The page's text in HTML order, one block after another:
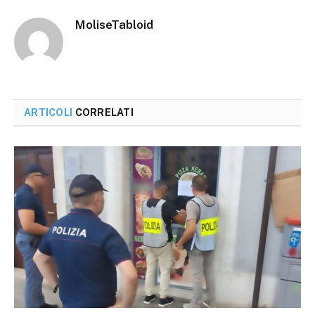
MoliseTabloid
ARTICOLI CORRELATI